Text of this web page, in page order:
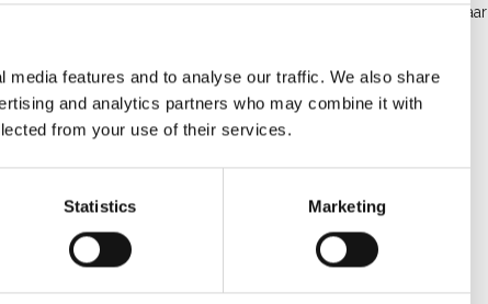
features and to analyse our traffic. We also share
and analytics partners who may combine it with
from your use of their services.
Statistics Marketing
Snelle service. Uit voorraad leverbaar
Klantbeoordeling 9,2/10